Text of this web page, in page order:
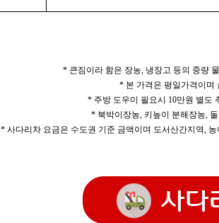
* 큰짐이라 함은 장농, 냉장고 등의 중량
* 본 가격은 평일가격이며
* 주방 도우미 필요시 10만원 별도
* 북박이장농, 키높이 분해장농,
* 사다리차 요금은 수도권 기준 금액이며 도서산간지역,